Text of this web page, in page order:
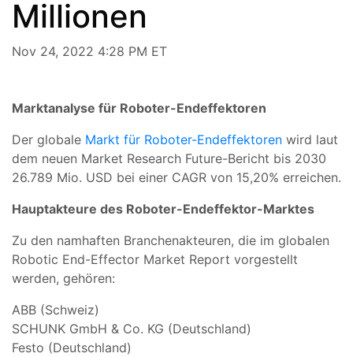
Millionen
Nov 24, 2022 4:28 PM ET
Marktanalyse für Roboter-Endeffektoren
Der globale Markt für Roboter-Endeffektoren wird laut
dem neuen Market Research Future-Bericht bis 2030
26.789 Mio. USD bei einer CAGR von 15,20% erreichen.
Hauptakteure des Roboter-Endeffektor-Marktes
Zu den namhaften Branchenakteuren, die im globalen
Robotic End-Effector Market Report vorgestellt
werden, gehören:
ABB (Schweiz)
SCHUNK GmbH & Co. KG (Deutschland)
Festo (Deutschland)